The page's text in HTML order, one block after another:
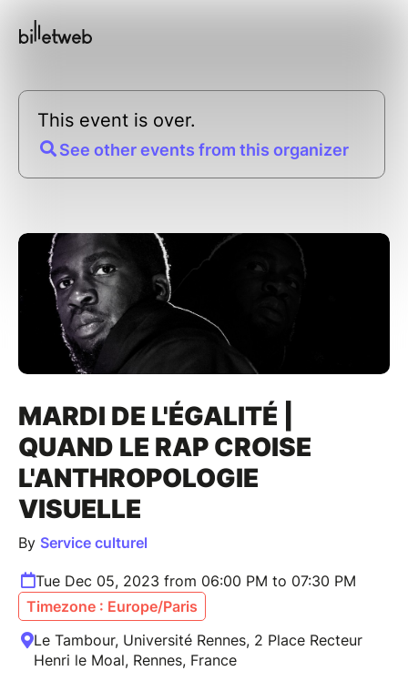
This event is over.
See other events from this organizer
MARDI DE L'ÉGALITÉ |
QUAND LE RAP CROISE
L'ANTHROPOLOGIE
VISUELLE
By Service culturel
Tue Dec 05, 2023 from 06:00 PM to 07:30 PM
Timezone : Europe/Paris
Le Tambour, Université Rennes, 2 Place Recteur
Henri le Moal, Rennes, France